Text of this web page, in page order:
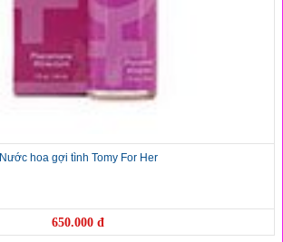
Nước hoa gợi tình Tomy For Her
650.000 đ